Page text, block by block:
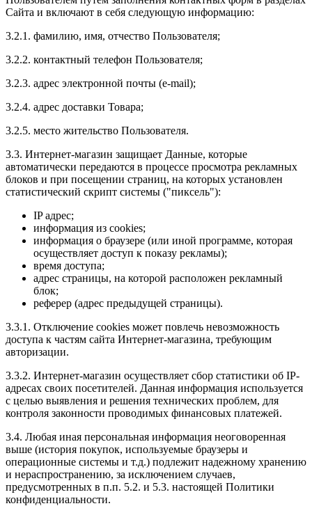
Сайта и включают в себя следующую информацию:
3.2.1. фамилию, имя, отчество Пользователя;
3.2.2. контактный телефон Пользователя;
3.2.3. адрес электронной почты (e-mail);
3.2.4. адрес доставки Товара;
3.2.5. место жительство Пользователя.
3.3. Интернет-магазин защищает Данные, которые
автоматически передаются в процессе просмотра рекламных
блоков и при посещении страниц, на которых установлен
статистический скрипт системы ("пиксель"):
IP адрес;
информация из cookies;
информация о браузере (или иной программе, которая
осуществляет доступ к показу рекламы);
время доступа;
адрес страницы, на которой расположен рекламный
блок;
реферер (адрес предыдущей страницы).
3.3.1. Отключение cookies может повлечь невозможность
доступа к частям сайта Интернет-магазина, требующим
авторизации.
3.3.2. Интернет-магазин осуществляет сбор статистики об IP-
адресах своих посетителей. Данная информация используется
с целью выявления и решения технических проблем, для
контроля законности проводимых финансовых платежей.
3.4. Любая иная персональная информация неоговоренная
выше (история покупок, используемые браузеры и
операционные системы и т.д.) подлежит надежному хранению
и нераспространению, за исключением случаев,
предусмотренных в п.п. 5.2. и 5.3. настоящей Политики
конфиденциальности.